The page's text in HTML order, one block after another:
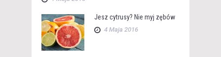
Jesz cytrusy? Nie myj zębów
4 Maja 2016